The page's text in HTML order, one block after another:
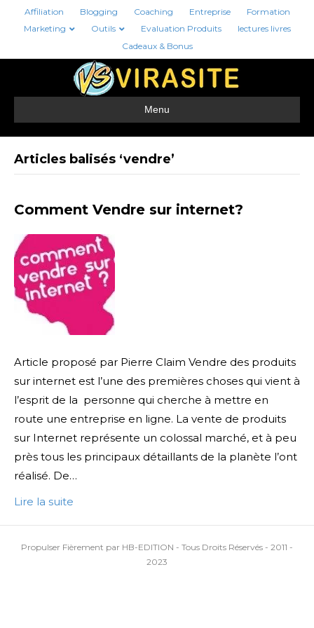
Affiliation Blogging Coaching Entreprise
Formation
Marketing
Outils Evaluation Produits
lectures livres
Cadeaux & Bonus
Menu
Articles balisés ‘vendre’
Comment Vendre sur internet?
Article proposé par Pierre Claim Vendre des produits
sur internet est l’une des premières choses qui vient à
l’esprit de la personne qui cherche à mettre en
route une entreprise en ligne. La vente de produits
sur Internet représente un colossal marché, et à peu
près tous les principaux détaillants de la planète l’ont
réalisé. De…
Lire la suite
Propulser Fièrement par HB-EDITION - Tous Droits Réservés - 2011 -
2023